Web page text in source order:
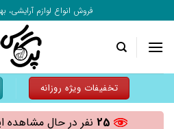
محتوا
بروید
فروش انواع لوازم آرایشی،
تخفیفات ویژه روزانه
25 نفر در حال